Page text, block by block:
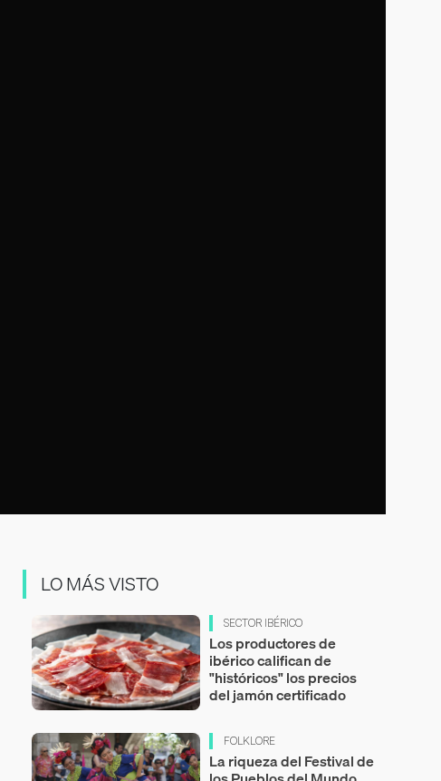
LO MÁS VISTO
SECTOR IBÉRICO
Los productores de
ibérico califican de
"históricos" los precios
del jamón certificado
FOLKLORE
La riqueza del Festival de